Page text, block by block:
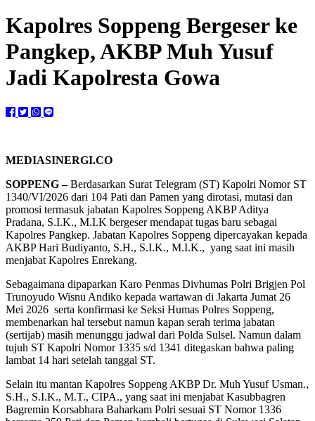
Kapolres Soppeng Bergeser ke
Pangkep, AKBP Muh Yusuf
Jadi Kapolresta Gowa
MEDIASINERGI.CO
SOPPENG– Berdasarkan Surat Telegram (ST) Kapolri Nomor ST
1340/VI/2026 dari 104 Pati dan Pamen yang dirotasi, mutasi dan
promosi termasuk jabatan Kapolres Soppeng AKBP Aditya
Pradana, S.I.K., M.I.K bergeser mendapat tugas baru sebagai
Kapolres Pangkep. Jabatan Kapolres Soppeng dipercayakan kepada
AKBP Hari Budiyanto, S.H., S.I.K., M.I.K., yang saat ini masih
menjabat Kapolres Enrekang.
Sebagaimana dipaparkan Karo Penmas Divhumas Polri Brigjen Pol
Trunoyudo Wisnu Andiko kepada wartawan di Jakarta Jumat 26
Mei 2026 serta konfirmasi ke Seksi Humas Polres Soppeng,
membenarkan hal tersebut namun kapan serah terima jabatan
(sertijab) masih menunggu jadwal dari Polda Sulsel. Namun dalam
tujuh ST Kapolri Nomor 1335 s/d 1341 ditegaskan bahwa paling
lambat 14 hari setelah tanggal ST.
Selain itu mantan Kapolres Soppeng AKBP Dr. Muh Yusuf Usman.,
S.H., S.I.K., M.T., CIPA., yang saat ini menjabat Kasubbagren
Bagremin Korsabhara Baharkam Polri sesuai ST Nomor 1336